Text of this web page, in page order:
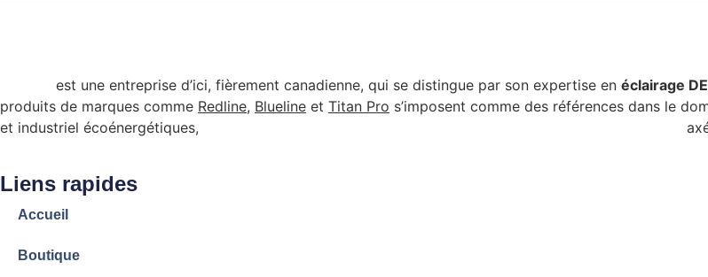
est une entreprise d’ici, fièrement canadienne, qui se distingue par son expertise en éclairage
produits de marques comme Redline, Blueline et Titan Pro s’imposent comme des références dans le
et industriel écoénergétiques,
Liens rapides
Accueil
Boutique